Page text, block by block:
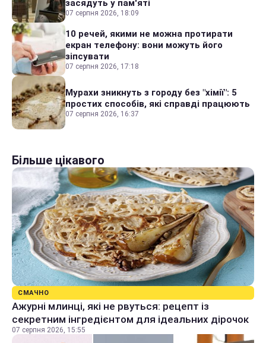
засядуть у пам'яті
07 серпня 2026, 18:09
10 речей, якими не можна протирати
екран телефону: вони можуть його
зіпсувати
07 серпня 2026, 17:18
Мурахи зникнуть з городу без "хімії": 5
простих способів, які справді працюють
07 серпня 2026, 16:37
Більше цікавого
СМАЧНО
Ажурні млинці, які не рвуться: рецепт із
секретним інгредієнтом для ідеальних дірочок
07 серпня 2026, 15:55